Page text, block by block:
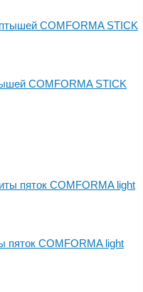
COMFORMA STICK
пяток COMFORMA light